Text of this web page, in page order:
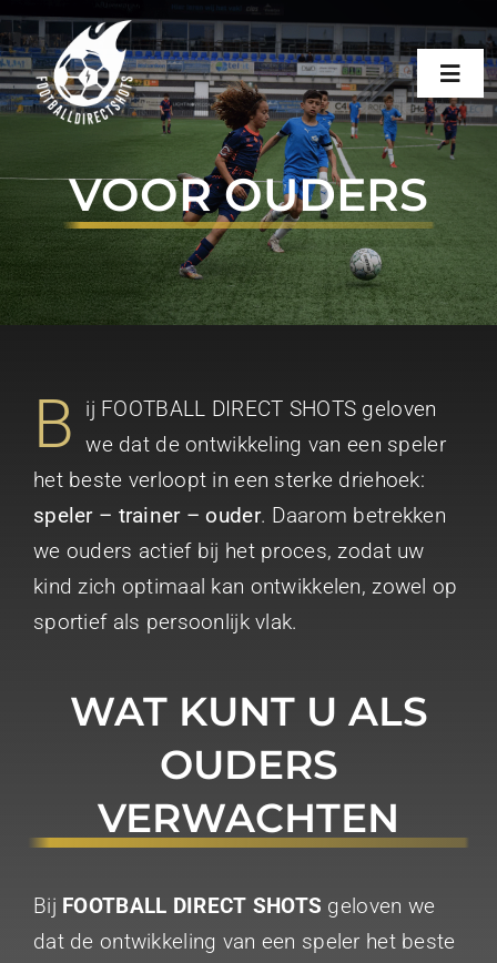
Skip
to
content
OVER FDS
TRAININGEN
BOEK EEN TRAINING
VOOR OUDERS
B
ij FOOTBALL DIRECT SHOTS geloven
we dat de ontwikkeling van een speler
het beste verloopt in een sterke driehoek:
speler – trainer – ouder. Daarom betrekken
we ouders actief bij het proces, zodat uw
kind zich optimaal kan ontwikkelen, zowel op
sportief als persoonlijk vlak.
WAT KUNT U ALS
OUDERS
VERWACHTEN
Bij FOOTBALL DIRECT SHOTS geloven we
dat de ontwikkeling van een speler het beste